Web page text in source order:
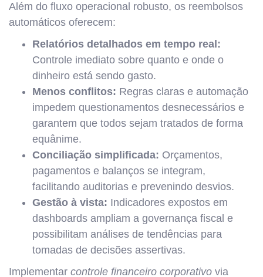
Além do fluxo operacional robusto, os reembolsos
automáticos oferecem:
Relatórios detalhados em tempo real:
Controle imediato sobre quanto e onde o
dinheiro está sendo gasto.
Menos conflitos: Regras claras e automação
impedem questionamentos desnecessários e
garantem que todos sejam tratados de forma
equânime.
Conciliação simplificada: Orçamentos,
pagamentos e balanços se integram,
facilitando auditorias e prevenindo desvios.
Gestão à vista: Indicadores expostos em
dashboards ampliam a governança fiscal e
possibilitam análises de tendências para
tomadas de decisões assertivas.
Implementar controle financeiro corporativo via